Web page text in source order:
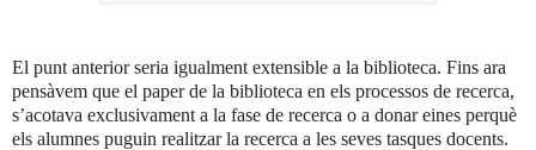
El punt anterior seria igualment extensible a la biblioteca. Fins ara
pensàvem que el paper de la biblioteca en els processos de recerca,
s’acotava exclusivament a la fase de recerca o a donar eines perquè
els alumnes puguin realitzar la recerca a les seves tasques docents.